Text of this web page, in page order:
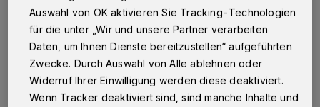
Der Spielplatz Schönebeck bleibt vom 10.
bis zum 14. März 2025 gesperrt. Grund sind Arbeiten
der Wuppertaler Stadtwerke (WSW).
Auswahl von OK aktivieren Sie Tracking-Technologien
für die unter „Wir und unsere Partner verarbeiten
Daten, um Ihnen Dienste bereitzustellen“ aufgeführten
Zwecke. Durch Auswahl von Alle ablehnen oder
Widerruf Ihrer Einwilligung werden diese deaktiviert.
Wenn Tracker deaktiviert sind, sind manche Inhalte und